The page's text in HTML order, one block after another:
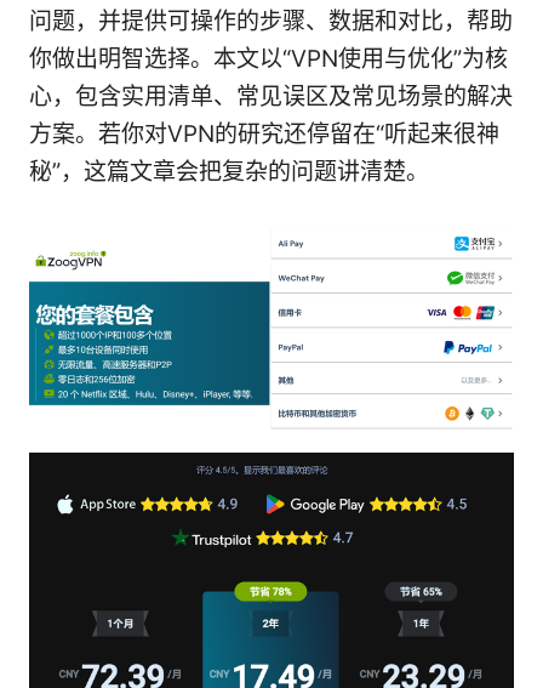
问题，并提供可操作的步骤、数据和对比，帮助
你做出明智选择。本文以“VPN使用与优化”为核
心，包含实用清单、常见误区及常见场景的解决
方案。若你对VPN的研究还停留在“听起来很神
秘”，这篇文章会把复杂的问题讲清楚。